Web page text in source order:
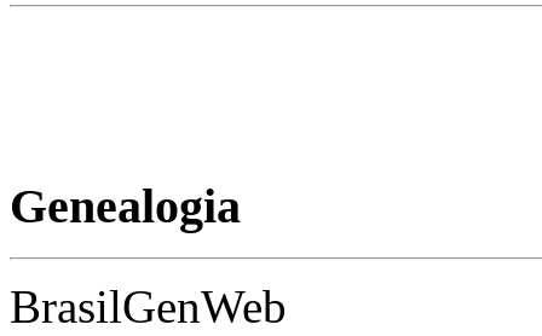
Genealogia
BrasilGenWeb